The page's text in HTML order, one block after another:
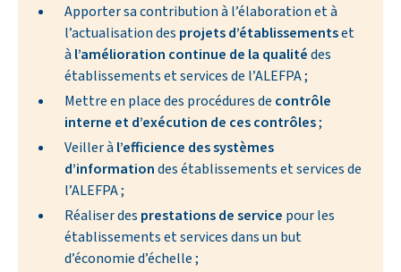
Apporter sa contribution à l’élaboration et à
l’actualisation des projets d’établissementset
àl’amélioration continue de la qualitédes
établissements et services de l’ALEFPA ;
Mettre en place des procédures de contrôle
interne et d’exécution de ces contrôles;
Veiller àl’efficience des systèmes
d’informationdes établissements et services de
l’ALEFPA ;
Réaliser des prestations de service pour les
établissements et services dans un but
d’économie d’échelle ;